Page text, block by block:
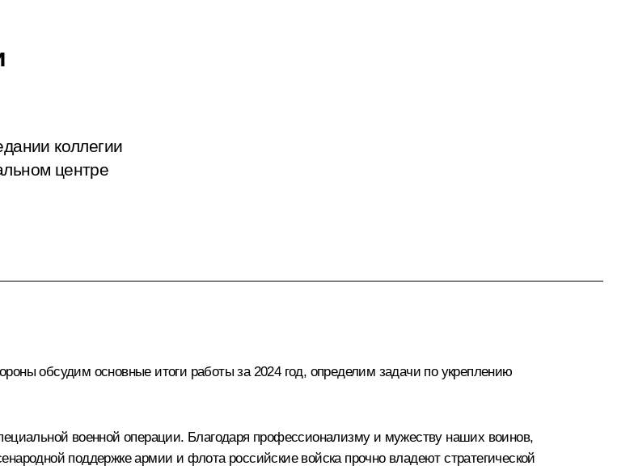
коллегии
центре
обсудим основные итоги работы за 2024 год, определим задачи по укреплению
военной операции. Благодаря профессионализму и мужеству наших воинов,
поддержке армии и флота российские войска прочно владеют стратегической